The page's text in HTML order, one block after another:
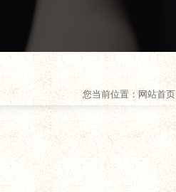
您当前位置：网站首页